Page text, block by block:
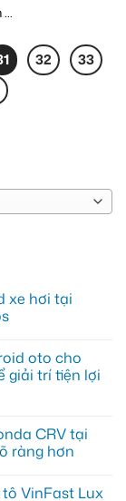
32
33
xe hơi tại
oto cho
giải trí tiện lợi
CRV tại
ràng hơn
VinFast Lux